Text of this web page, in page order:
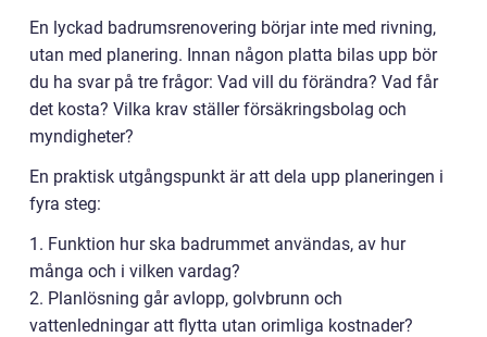
En lyckad badrumsrenovering börjar inte med rivning,
utan med planering. Innan någon platta bilas upp bör
du ha svar på tre frågor: Vad vill du förändra? Vad får
det kosta? Vilka krav ställer försäkringsbolag och
myndigheter?
En praktisk utgångspunkt är att dela upp planeringen i
fyra steg:
1. Funktion hur ska badrummet användas, av hur
många och i vilken vardag?
2. Planlösning går avlopp, golvbrunn och
vattenledningar att flytta utan orimliga kostnader?